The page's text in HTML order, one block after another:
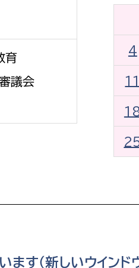
くり
文化財課
小田原城総合管理
農政課
育
議会
4
11
す（新しいウインド